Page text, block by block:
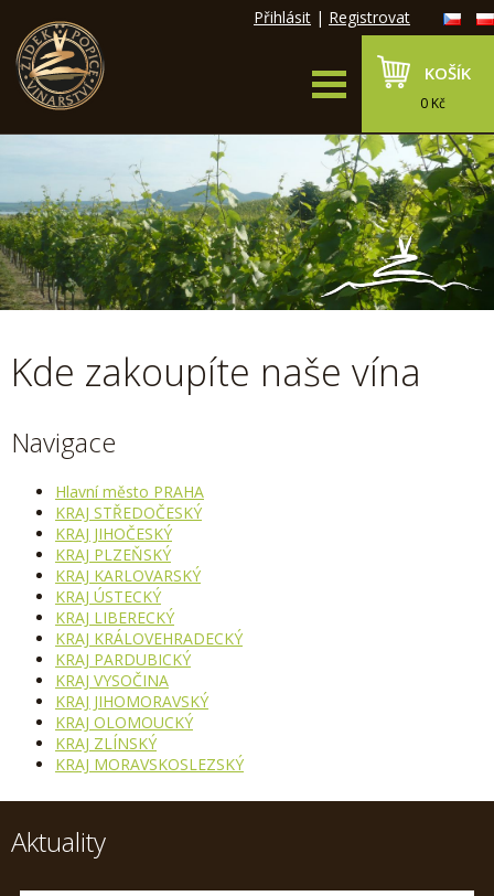
Přihlásit | Registrovat
KOŠÍK
0 Kč
Kde zakoupíte naše vína
Navigace
Hlavní město PRAHA
KRAJ STŘEDOČESKÝ
KRAJ JIHOČESKÝ
KRAJ PLZEŇSKÝ
KRAJ KARLOVARSKÝ
KRAJ ÚSTECKÝ
KRAJ LIBERECKÝ
KRAJ KRÁLOVEHRADECKÝ
KRAJ PARDUBICKÝ
KRAJ VYSOČINA
KRAJ JIHOMORAVSKÝ
KRAJ OLOMOUCKÝ
KRAJ ZLÍNSKÝ
KRAJ MORAVSKOSLEZSKÝ
Aktuality